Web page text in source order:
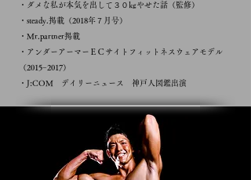
・ダメな私が本気を出して３０㎏やせた話（監修）
・steady.掲載（2018年７月号）
・Mr.partner掲載
・アンダーアーマーＥＣサイトフィットネスウェアモデル
（2015−2017）
・J:COM デイリーニュース 神戸人図鑑出演​